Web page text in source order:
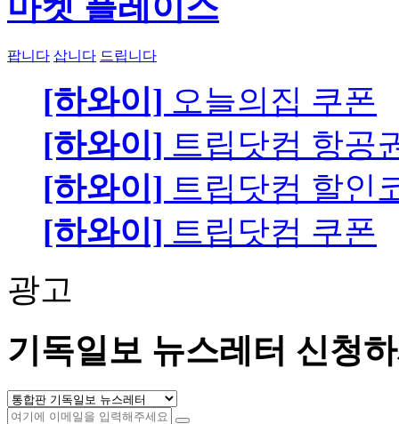
팝니다 삽니다 드립니다
[하와이] 오늘의집 쿠폰
[하와이] 트립닷컴 항공
[하와이] 트립닷컴 할인
[하와이] 트립닷컴 쿠폰
광고
기독일보 뉴스레터 신청